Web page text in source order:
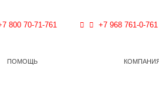
800 70-71-761 +7 968 761-0-761
ПОМОЩЬ